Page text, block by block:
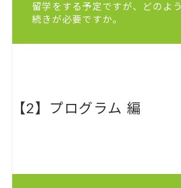
留学をする予定ですが、どのよ
続きが必要ですか。
【2】プログラム 編